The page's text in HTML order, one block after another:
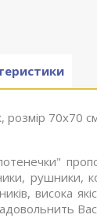
розмір 70х70
рушники,
висока